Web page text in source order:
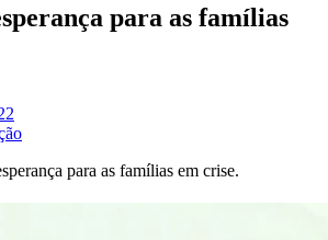
para as famílias